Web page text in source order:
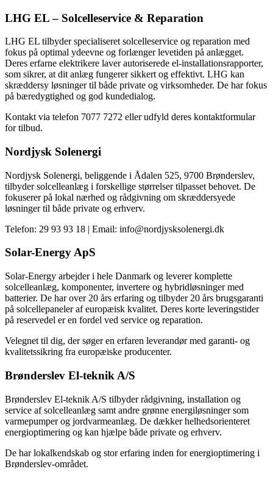
LHG EL – Solcelleservice & Reparation
LHG EL tilbyder specialiseret solcelleservice og reparation med
fokus på optimal ydeevne og forlænger levetiden på anlægget.
Deres erfarne elektrikere laver autoriserede el-installationsrapporter,
som sikrer, at dit anlæg fungerer sikkert og effektivt. LHG kan
skræddersy løsninger til både private og virksomheder. De har fokus
på bæredygtighed og god kundedialog.
Kontakt via telefon 7077 7272 eller udfyld deres kontaktformular
for tilbud.
Nordjysk Solenergi
Nordjysk Solenergi, beliggende i Ådalen 525, 9700 Brønderslev,
tilbyder solcelleanlæg i forskellige størrelser tilpasset behovet. De
fokuserer på lokal nærhed og rådgivning om skræddersyede
løsninger til både private og erhverv.
Telefon: 29 93 93 18 | Email: info@nordjysksolenergi.dk
Solar-Energy ApS
Solar-Energy arbejder i hele Danmark og leverer komplette
solcelleanlæg, komponenter, invertere og hybridløsninger med
batterier. De har over 20 års erfaring og tilbyder 20 års brugsgaranti
på solcellepaneler af europæisk kvalitet. Deres korte leveringstider
på reservedel er en fordel ved service og reparation.
Velegnet til dig, der søger en erfaren leverandør med garanti- og
kvalitetssikring fra europæiske producenter.
Brønderslev El-teknik A/S
Brønderslev El-teknik A/S tilbyder rådgivning, installation og
service af solcelleanlæg samt andre grønne energiløsninger som
varmepumper og jordvarmeanlæg. De dækker helhedsorienteret
energioptimering og kan hjælpe både private og erhverv.
De har lokalkendskab og stor erfaring inden for energioptimering i
Brønderslev-området.